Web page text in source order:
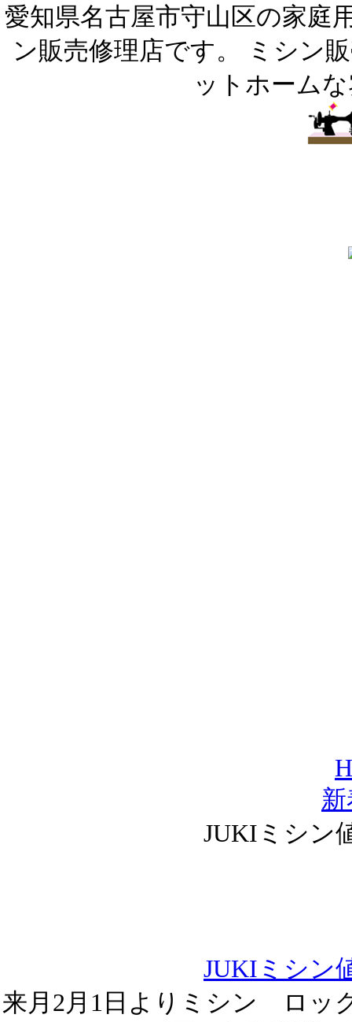
愛知県名古屋市守山区の家庭
ン販売修理店です。 ミシン
ットホーム
JUKIミシン
JUKIミシン
来月2月1日よりミシン ロッ